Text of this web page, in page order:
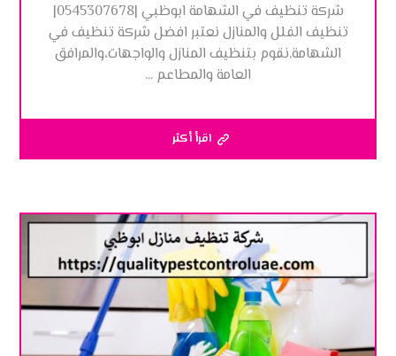
شركة تنظيف في الشهامة ابوظبي |0545307678|
تنظيف الفلل والمنازل نعتبر افضل شركة تنظيف في
الشهامة,نقوم بتنظيف المنازل والواجهات،والمرافق
العامة والمطاعم ...
اقرأ أكثر